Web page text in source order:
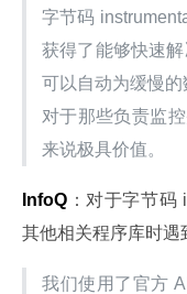
字节码
获得了能够快速
可以自动为缓慢
对于那些负责监
来说极具价值。
InfoQ ：对于字节码
其他相关程序库时遇
我们使用了官方